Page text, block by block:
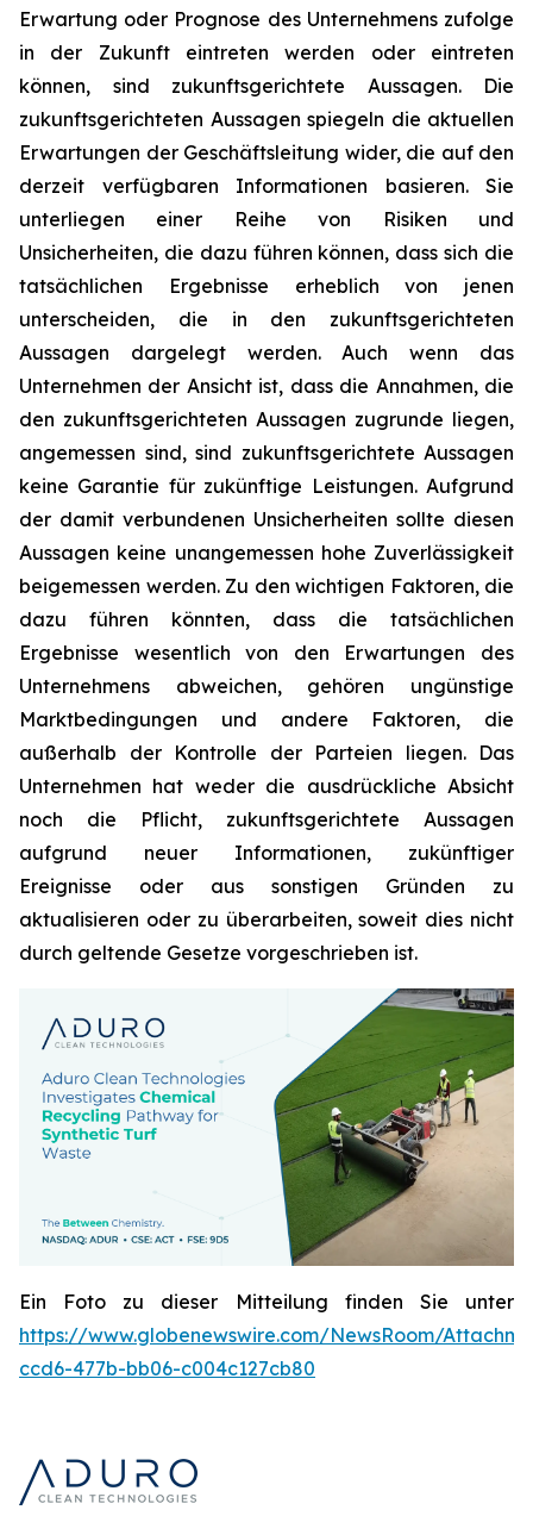
Erwartung oder Prognose des Unternehmens zufolge
in der Zukunft eintreten werden oder eintreten
können, sind zukunftsgerichtete Aussagen. Die
zukunftsgerichteten Aussagen spiegeln die aktuellen
Erwartungen der Geschäftsleitung wider, die auf den
derzeit verfügbaren Informationen basieren. Sie
unterliegen einer Reihe von Risiken und
Unsicherheiten, die dazu führen können, dass sich die
tatsächlichen Ergebnisse erheblich von jenen
unterscheiden, die in den zukunftsgerichteten
Aussagen dargelegt werden. Auch wenn das
Unternehmen der Ansicht ist, dass die Annahmen, die
den zukunftsgerichteten Aussagen zugrunde liegen,
angemessen sind, sind zukunftsgerichtete Aussagen
keine Garantie für zukünftige Leistungen. Aufgrund
der damit verbundenen Unsicherheiten sollte diesen
Aussagen keine unangemessen hohe Zuverlässigkeit
beigemessen werden. Zu den wichtigen Faktoren, die
dazu führen könnten, dass die tatsächlichen
Ergebnisse wesentlich von den Erwartungen des
Unternehmens abweichen, gehören ungünstige
Marktbedingungen und andere Faktoren, die
außerhalb der Kontrolle der Parteien liegen. Das
Unternehmen hat weder die ausdrückliche Absicht
noch die Pflicht, zukunftsgerichtete Aussagen
aufgrund neuer Informationen, zukünftiger
Ereignisse oder aus sonstigen Gründen zu
aktualisieren oder zu überarbeiten, soweit dies nicht
durch geltende Gesetze vorgeschrieben ist.
Ein Foto zu dieser Mitteilung finden Sie unter
https://www.globenewswire.com/NewsRoom/
ccd6-477b-bb06-c004c127cb80